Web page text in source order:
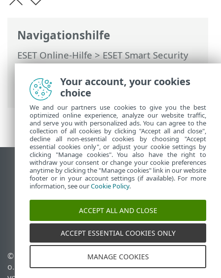
Navigationshilfe
ESET Online-Hilfe>ESET Smart Security
Premium>Arbeiten mit ESET Smart
Security Premium>Hilfe und Support>
Info zu ESET Smart Security Premium
Desktop-Site anzeigen
End of Life
ESET Knowledgebase
ESET-Forum
ESET Status Portal
Regionaler Support
© 1992 - 2025 ESET, spol. s r.
o. - Alle Rechte
Cookies verwalten
Cookie-Richtlinie
Your account, your cookies
choice
We and our partners use cookies to give you the best
optimized online experience, analyze our website traffic,
and serve you with personalized ads. You can agree to the
collection of all cookies by clicking "Accept all and close",
decline all non-essential cookies by choosing "Accept
essential cookies only", or adjust your cookie settings by
clicking "Manage cookies". You also have the right to
withdraw your consent or change your cookie preferences
anytime by clicking the "Manage cookies" link in our website
footer or in your account settings (if available). For more
information, see ourCookie Policy.
ACCEPT ALL AND CLOSE
ACCEPT ESSENTIAL COOKIES ONLY
MANAGE COOKIES